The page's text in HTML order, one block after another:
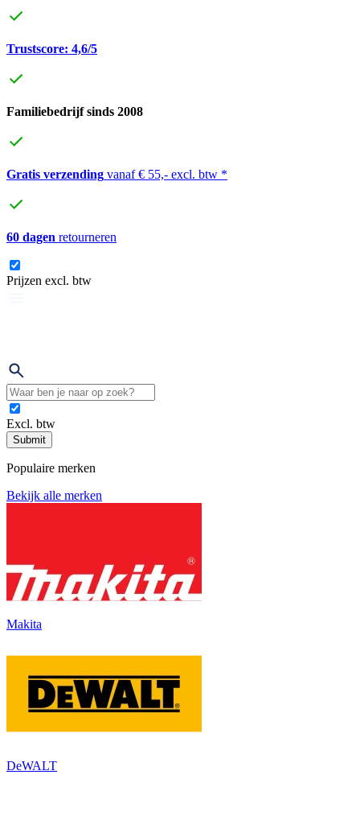
Trustscore: 4,6/5
Familiebedrijf sinds 2008
Gratis verzending vanaf € 55,- excl. btw *
60 dagen retourneren
Prijzen excl. btw
Excl. btw
Submit
Populaire merken
Bekijk alle merken
Makita
DeWALT